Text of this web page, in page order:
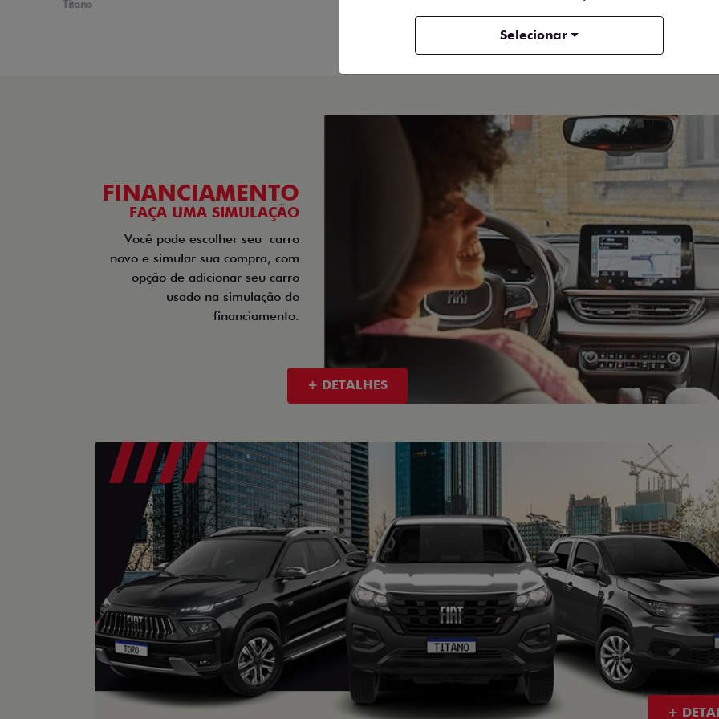
Titano
FINANCIAMENTO
FAÇA UMA SIMULAÇÃO
Você pode escolher seu carro
novo e simular sua compra, com
opção de adicionar seu carro
usado na simulação do
financiamento.
+ DETALHES
+
Selecionar